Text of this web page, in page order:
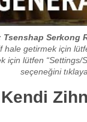
Tsenshap Serkong
getirmek için
için lütfen “Settings/
seçeneğini